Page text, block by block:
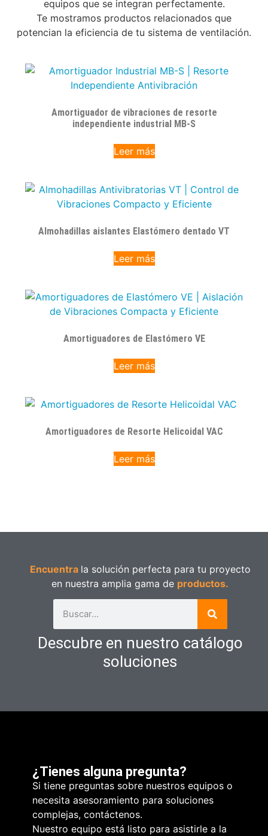
equipos que se integran perfectamente.
Te mostramos productos relacionados que
potencian la eficiencia de tu sistema de ventilación.
Amortiguador de vibraciones de resorte
independiente industrial MB-S
Leer más
Almohadillas aislantes Elastómero dentado VT
Leer más
Amortiguadores de Elastómero VE
Leer más
Amortiguadores de Resorte Helicoidal VAC
Leer más
Encuentra la solución perfecta para tu proyecto
en nuestra amplia gama de productos.
Descubre en nuestro catálogo
soluciones
¿Tienes alguna pregunta?
Si tiene preguntas sobre nuestros equipos o
necesita asesoramiento para soluciones
complejas, contáctenos.
Nuestro equipo está listo para asistirle a la